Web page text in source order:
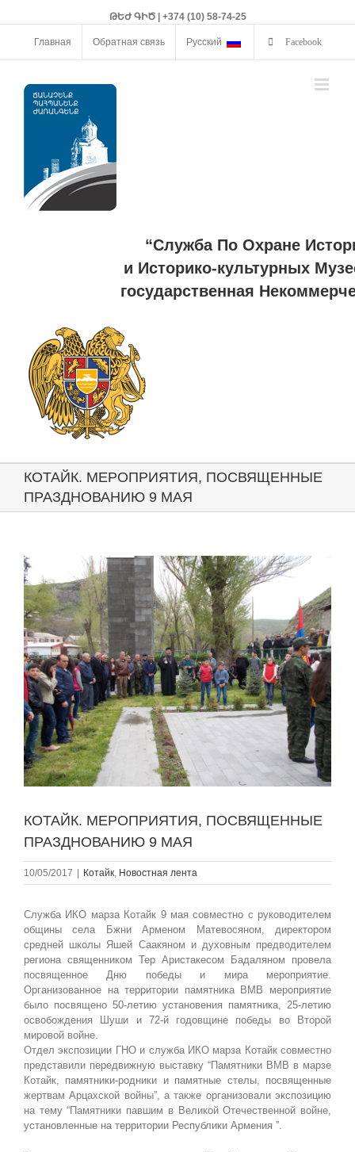
ԹԵԺ ԳԻԾ | +374 (10) 58-74-25
Главная Обратная связь Русский Facebook
“Служба По Охране
и Историко-культурных
государственная
КОТАЙК. МЕРОПРИЯТИЯ, ПОСВЯЩЕННЫЕ
ПРАЗДНОВАНИЮ 9 МАЯ
View
Larger
Image
КОТАЙК. МЕРОПРИЯТИЯ, ПОСВЯЩЕННЫЕ
ПРАЗДНОВАНИЮ 9 МАЯ
10/05/2017 Котайк, Новостная лента
Служба ИКО марза Котайк 9 мая совместно с руководителем
общины села Бжни Арменом Матевосяном, директором
средней школы Яшей Саакяном и духовным предводителем
региона священником Тер Аристакесом Бадаляном провела
посвященное Дню победы и мира мероприятие.
Организованное на территории памятника ВМВ мероприятие
было посвящено 50-летию установения памятника, 25-летию
освобождения Шуши и 72-й годовщине победы во Второй
мировой войне.
Отдел экспозиции ГНО и служба ИКО марза Котайк совместно
представили передвижную выставку “Памятники ВМВ в марзе
Котайк, памятники-родники и памятные стелы, посвященные
жертвам Арцахской войны”, а также организовали экспозицию
на тему “Памятники павшим в Великой Отечественной войне,
установленные на территории Республики Армения ”.